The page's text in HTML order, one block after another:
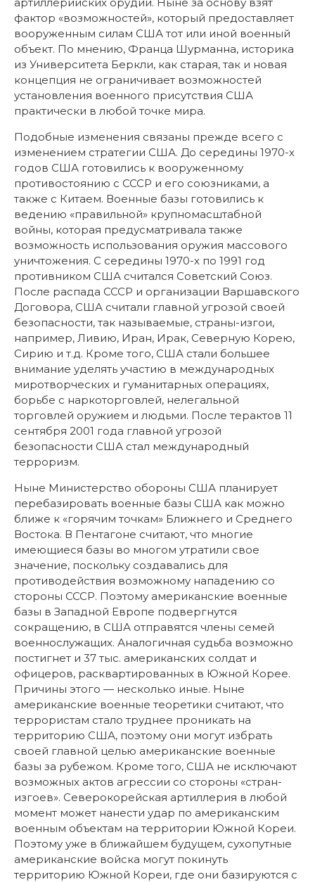
фактор «возможностей», который предоставляет
вооруженным силам США тот или иной военный
объект. По мнению, Франца Шурманна, историка
из Университета Беркли, как старая, так и новая
концепция не ограничивает возможностей
установления военного присутствия США
практически в любой точке мира.
Подобные изменения связаны прежде всего с
изменением стратегии США. До середины 1970-х
годов США готовились к вооруженному
противостоянию с СССР и его союзниками, а
также с Китаем. Военные базы готовились к
ведению «правильной» крупномасштабной
войны, которая предусматривала также
возможность использования оружия массового
уничтожения. С середины 1970-х по 1991 год
противником США считался Советский Союз.
После распада СССР и организации Варшавского
Договора, США считали главной угрозой своей
безопасности, так называемые, страны-изгои,
например, Ливию, Иран, Ирак, Северную Корею,
Сирию и т.д. Кроме того, США стали большее
внимание уделять участию в международных
миротворческих и гуманитарных операциях,
борьбе с наркоторговлей, нелегальной
торговлей оружием и людьми. После терактов 11
сентября 2001 года главной угрозой
безопасности США стал международный
терроризм.
Ныне Министерство обороны США планирует
перебазировать военные базы США как можно
ближе к «горячим точкам» Ближнего и Среднего
Востока. В Пентагоне считают, что многие
имеющиеся базы во многом утратили свое
значение, поскольку создавались для
противодействия возможному нападению со
стороны СССР. Поэтому американские военные
базы в Западной Европе подвергнутся
сокращению, в США отправятся члены семей
военнослужащих. Аналогичная судьба возможно
постигнет и 37 тыс. американских солдат и
офицеров, расквартированных в Южной Корее.
Причины этого — несколько иные. Ныне
американские военные теоретики считают, что
террористам стало труднее проникать на
территорию США, поэтому они могут избрать
своей главной целью американские военные
базы за рубежом. Кроме того, США не исключают
возможных актов агрессии со стороны «стран-
изгоев». Северокорейская артиллерия в любой
момент может нанести удар по американским
военным объектам на территории Южной Кореи.
Поэтому уже в ближайшем будущем, сухопутные
американские войска могут покинуть
территорию Южной Кореи, где они базируются с